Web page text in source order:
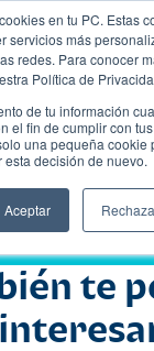
en tu PC. Estas
servicios más
redes. Para conocer
Política de
de tu información
el fin de cumplir con
una pequeña cookie
decisión de nuevo.
Aceptar
te